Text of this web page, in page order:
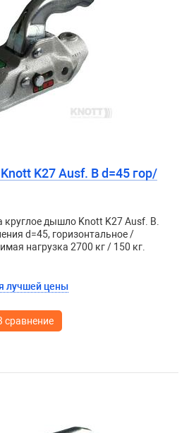
K27 Ausf. B d=45 гор/
круглое дышло Knott K27 Ausf. B.
d=45, горизонтальное /
нагрузка 2700 кг / 150 кг.
лучшей цены
сравнение